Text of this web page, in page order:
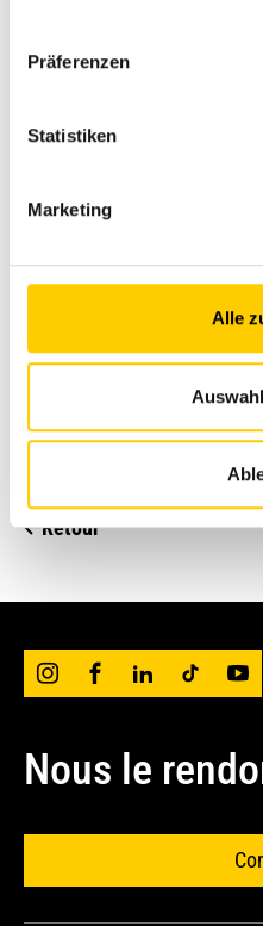
Präferenzen
Statistiken
Marketing
Alle
L‘Operator Challenge
à Weiach
Retour
Nous le